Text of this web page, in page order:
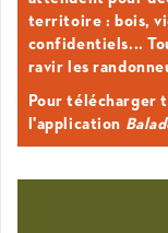
territoire : bois,
confidentiels...
ravir les
Pour télécharger
l'application